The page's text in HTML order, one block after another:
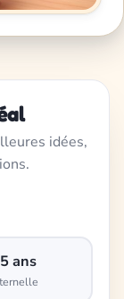
idées,
ans